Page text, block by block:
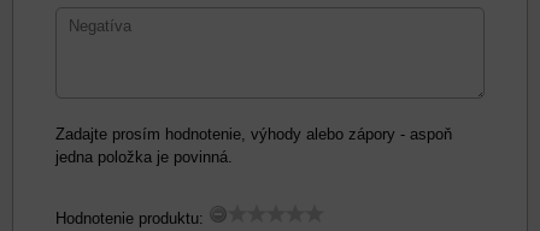
Zadajte prosím hodnotenie, výhody alebo zápory - aspoň
jedna položka je povinná.
Hodnotenie produktu: